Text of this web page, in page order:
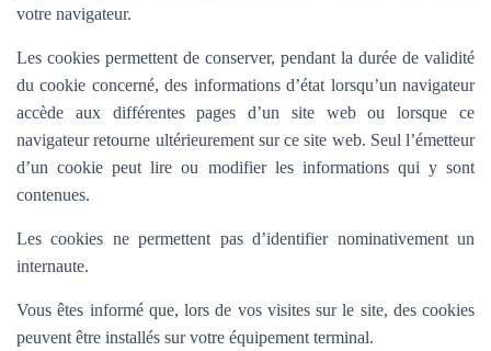
votre navigateur.
Les cookies permettent de conserver, pendant la durée de validité
du cookie concerné, des informations d’état lorsqu’un navigateur
accède aux différentes pages d’un site web ou lorsque ce
navigateur retourne ultérieurement sur ce site web. Seul l’émetteur
d’un cookie peut lire ou modifier les informations qui y sont
contenues.
Les cookies ne permettent pas d’identifier nominativement un
internaute.
Vous êtes informé que, lors de vos visites sur le site, des cookies
peuvent être installés sur votre équipement terminal.